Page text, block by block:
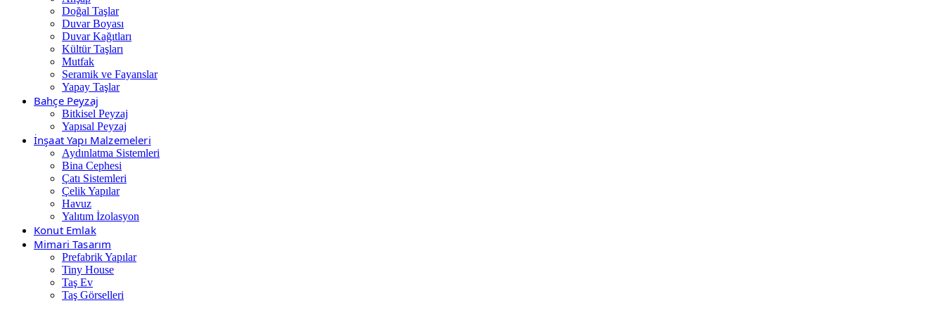
Doğal Taşlar
Duvar Boyası
Duvar Kağıtları
Kültür Taşları
Mutfak
Seramik ve Fayanslar
Yapay Taşlar
Bahçe Peyzaj
Bitkisel Peyzaj
Yapısal Peyzaj
İnşaat Yapı Malzemeleri
Aydınlatma Sistemleri
Bina Cephesi
Çatı Sistemleri
Çelik Yapılar
Havuz
Yalıtım İzolasyon
Konut Emlak
Mimari Tasarım
Prefabrik Yapılar
Tiny House
Taş Ev
Taş Görselleri